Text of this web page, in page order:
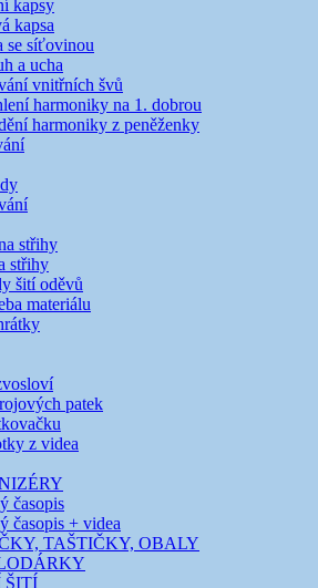
kapsy
kapsa
se síťovinou
a ucha
vnitřních švů
harmoniky na 1. dobrou
harmoniky z peněženky
střihy
střihy
šití oděvů
materiálu
patek
z videa
časopis
časopis + videa
TAŠTIČKY, OBALY
ŠITÍ